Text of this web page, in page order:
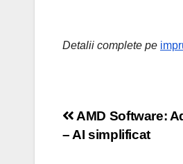
Detalii complete pe
Post
navigation
AMD Software:
– AI simplificat